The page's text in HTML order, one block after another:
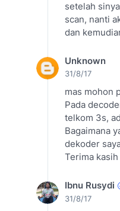
setelah
scan, nanti
dan
Unknown
31/8/17
mas mohon
Pada
telkom 3s,
Bagaimana
dekoder
Terima kasih
Ibnu Rusydi
31/8/17